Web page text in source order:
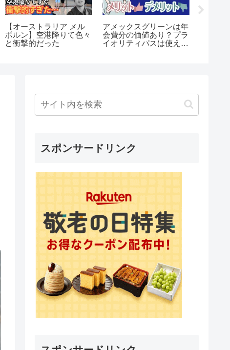
【クレカの不正利用に注
意！】実際にクレジット
カードの不正利用された
ジャングルクルーズ ワ
イルドライフエクスペデ
ィション
スポンサードリンク